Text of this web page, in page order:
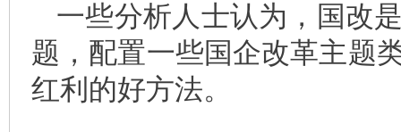
一些分析人士认为，国改
题，配置一些国企改革主题
红利的好方法。